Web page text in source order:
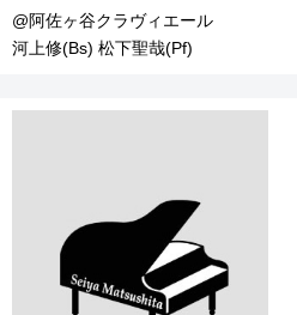
@阿佐ヶ谷クラヴィエール
河上修(Bs) 松下聖哉(Pf)